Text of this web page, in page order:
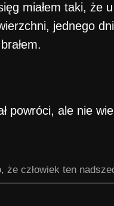
miałem taki, że
jednego
powróci, ale nie
że człowiek ten